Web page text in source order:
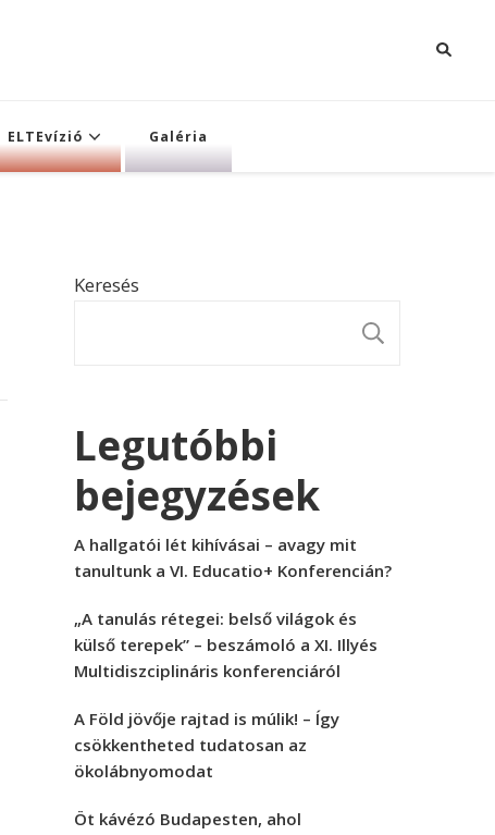
ELTEvízió Galéria
Keresés
Legutóbbi
bejegyzések
A hallgatói lét kihívásai – avagy mit
tanultunk a VI. Educatio+ Konferencián?
„A tanulás rétegei: belső világok és
külső terepek” – beszámoló a XI. Illyés
Multidiszciplináris konferenciáról
A Föld jövője rajtad is múlik! – Így
csökkentheted tudatosan az
ökolábnyomodat
Öt kávézó Budapesten, ahol